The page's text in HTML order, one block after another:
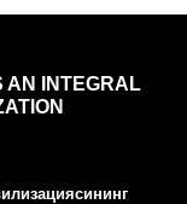
AN INTEGRAL